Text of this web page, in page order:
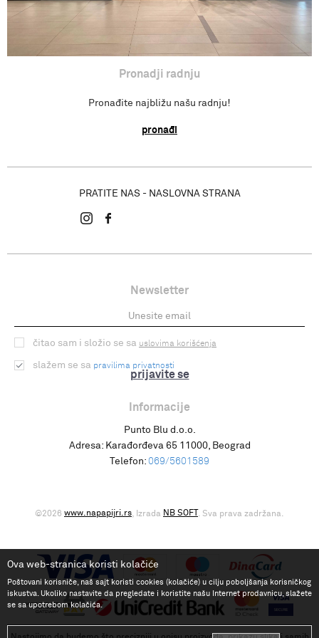
Pronadji radnju
Pronađite najbližu našu radnju!
pronađi
PRATITE NAS - NASLOVNA STRANA
Newsletter
prijavite se
čitao sam i složio se sa uslovima korišćenja
slažem se sa pravilima privatnosti
Informacije
Punto Blu d.o.o.
Adresa: Karađorđeva 65 11000, Beograd
Telefon: 069/5601589
©2026 www.napapijri.rs, Izrada NB SOFT . Sva prava zadržana.
Ova web-stranica koristi kolačiće
Poštovani korisniče, naš sajt koristi cookies (kolačiće) u cilju poboljšanja korisničkog
iskustva. Ukoliko nastavite da pregledate i koristite našu Internet prodavnicu, slažete
se sa upotrebom kolačića.